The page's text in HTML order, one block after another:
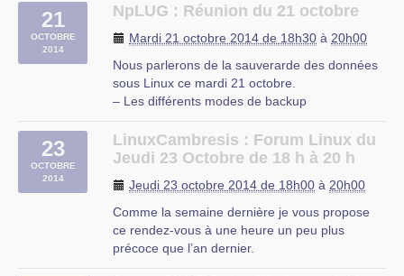
septembre 2014).
les lundis de 18h30 à 22h00.
Si vous avez eu un soucis que vous n’avez (…)
21
OCTOBRE
2014
NpLUG : Réunion du 21 octobre
Mardi 21 octobre 2014 de 18h30 à 20h00
Nous parlerons de la sauverarde des données
sous Linux ce mardi 21 octobre.
– Les différents modes de backup
Présentation théorique : Alexandre Roosa
Mise en oeuvre logicielle : Philippe Temesi
22:30Lieu : EPN (…)
23
OCTOBRE
2014
LinuxCambresis : Forum Linux du
Jeudi 23 Octobre de 18 h à 20 h
Jeudi 23 octobre 2014 de 18h00 à 20h00
Comme la semaine dernière je vous propose
ce rendez-vous à une heure un peu plus
précoce que l’an dernier.